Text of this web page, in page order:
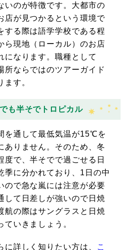
いのが特徴です。大都市の
店が見つかるという環境で
する際は語学学校である程
ら現地（ローカル）のお店
になります。職種として
所ならではのツアーガイド
す。
も半そでトロピカル
を通して最低気温が15℃を
ありません。そのため、冬
度で、半そでで過ごせる日
季に分かれており、1日の中
ので急な嵐には注意が必要
して日差しが強いので日焼
航の際はサングラスと日焼
いきましょう。
詳しく知りたい方は、 こ